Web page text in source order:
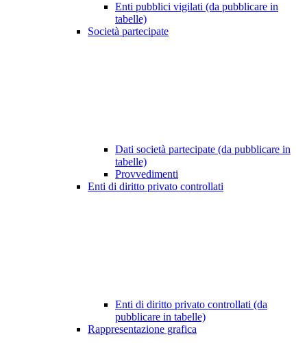
Enti pubblici vigilati (da pubblicare in
tabelle)
Società partecipate
Dati società partecipate (da pubblicare in
tabelle)
Provvedimenti
Enti di diritto privato controllati
Enti di diritto privato controllati (da
pubblicare in tabelle)
Rappresentazione grafica